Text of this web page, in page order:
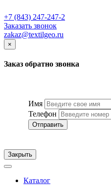
+7 (843) 247-247-2
Заказать звонок
zakaz@textilgeo.ru
×
Заказ обратно звонка
Имя
Телефон
Отправить
Закрыть
Каталог